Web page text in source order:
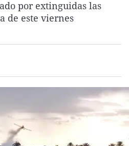
La rosa de los vientos
Como el perro y el
Caso
Equipo de
Extremadura
La Rioja
País Vasco
Virales
Elecciones
por extinguidas las
de este viernes